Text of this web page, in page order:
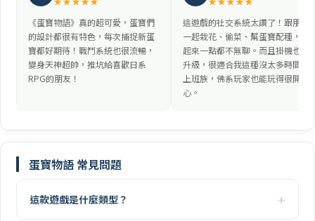
《蛋寶物語》真的超可愛，蛋寶們
的設計都很有特色，每次捕捉新蛋
寶都好期待！戰鬥系統也很流暢，
變身天神超帥，推坑給喜歡日系
RPG的朋友！
這遊戲的社交系統太讚了！跟朋友
一起栽花、偷菜、幫蛋寶配種，玩
起來一點都不無聊。而且掛機也能
升級，很適合我這種沒太多時間的
上班族，佛系玩家也能玩得很開
心。
蛋寶物語 常見問題
這款遊戲是什麼類型？